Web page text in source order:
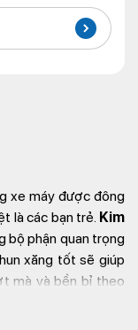
xe máy được đông
là các bạn trẻ. Kim
bộ phận quan trọng
xăng tốt sẽ giúp
mà và bền bỉ theo
Kim Thành tìm